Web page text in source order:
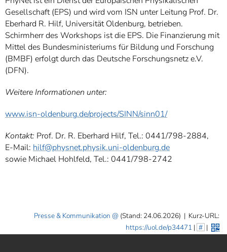
Gesellschaft (EPS) und wird vom ISN unter Leitung Prof. Dr.
Eberhard R. Hilf, Universität Oldenburg, betrieben.
Schirmherr des Workshops ist die EPS. Die Finanzierung mit
Mittel des Bundesministeriums für Bildung und Forschung
(BMBF) erfolgt durch das Deutsche Forschungsnetz e.V.
(DFN).
Weitere Informationen unter:
www.isn-oldenburg.de/projects/SINN/sinn01/
Kontakt: Prof. Dr. R. Eberhard Hilf, Tel.: 0441/798-2884,
E-Mail: hilf@physnet.physik.uni-oldenburg.de
sowie Michael Hohlfeld, Tel.: 0441/798-2742
Presse & Kommunikation (Stand: 24.06.2026) | Kurz-URL:
https://uol.de/p34471 | # |